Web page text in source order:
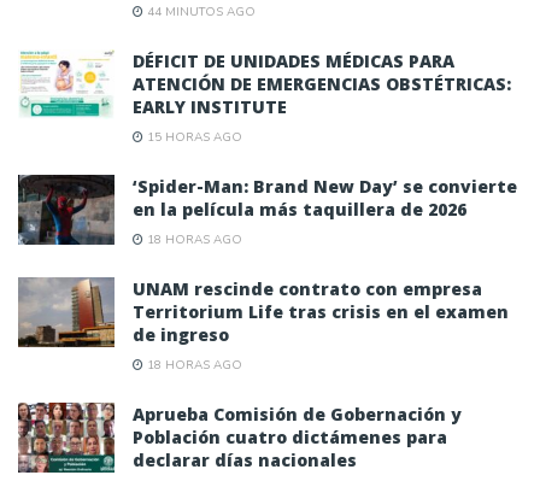
44 MINUTOS AGO
DÉFICIT DE UNIDADES MÉDICAS PARA
ATENCIÓN DE EMERGENCIAS OBSTÉTRICAS:
EARLY INSTITUTE
15 HORAS AGO
‘Spider-Man: Brand New Day’ se convierte
en la película más taquillera de 2026
18 HORAS AGO
UNAM rescinde contrato con empresa
Territorium Life tras crisis en el examen
de ingreso
18 HORAS AGO
Aprueba Comisión de Gobernación y
Población cuatro dictámenes para
declarar días nacionales